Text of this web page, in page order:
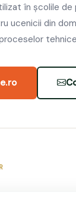
în școlile
ucenicii din